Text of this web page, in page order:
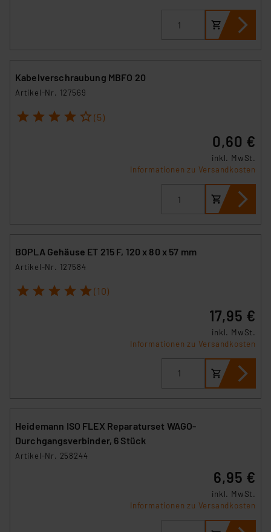
Kabelverschraubung MBFO 20
Artikel-Nr. 127569
1 2 3 4 5 (5)
0,60 €
inkl. MwSt.
Informationen zu Versandkosten
BOPLA Gehäuse ET 215 F, 120 x 80 x 57 mm
Artikel-Nr. 127584
1 2 3 4 5 (10)
17,95 €
inkl. MwSt.
Informationen zu Versandkosten
Heidemann ISO FLEX Reparaturset WAGO-
Durchgangsverbinder, 6 Stück
Artikel-Nr. 258244
6,95 €
inkl. MwSt.
Informationen zu Versandkosten